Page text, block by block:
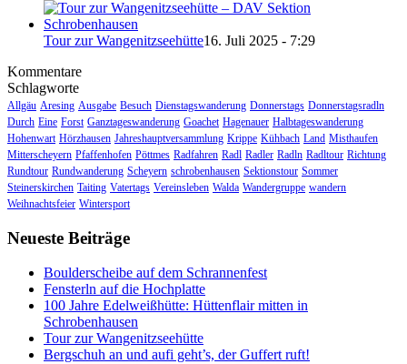
Tour zur Wangenitzseehütte16. Juli 2025 - 7:29
Kommentare
Schlagworte
Allgäu Aresing Ausgabe Besuch Dienstagswanderung Donnerstags Donnerstagsradln
Durch Eine Forst Ganztageswanderung Goachet Hagenauer Halbtageswanderung
Hohenwart Hörzhausen Jahreshauptversammlung Krippe Kühbach Land Misthaufen
Mitterscheyern Pfaffenhofen Pöttmes Radfahren Radl Radler Radln Radltour Richtung
Rundtour Rundwanderung Scheyern schrobenhausen Sektionstour Sommer
Steinerskirchen Taiting Vatertags Vereinsleben Walda Wandergruppe wandern
Weihnachtsfeier Wintersport
Neueste Beiträge
Boulderscheibe auf dem Schrannenfest
Fensterln auf die Hochplatte
100 Jahre Edelweißhütte: Hüttenflair mitten in
Schrobenhausen
Tour zur Wangenitzseehütte
Bergschuh an und aufi geht’s, der Guffert ruft!